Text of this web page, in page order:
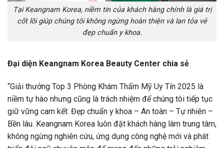
Tại Keangnam Korea, niềm tin của khách hàng chính là giá trị
cốt lõi giúp chúng tôi không ngừng hoàn thiện và lan tỏa vẻ
đẹp chuẩn y khoa.
Đại diện Keangnam Korea Beauty Center chia sẻ
“Giải thưởng Top 3 Phòng Khám Thẩm Mỹ Uy Tín 2025 là
niềm tự hào nhưng cũng là trách nhiệm để chúng tôi tiếp tục
giữ vững cam kết: Đẹp chuẩn y khoa – An toàn – Tự nhiên –
Bền lâu. Keangnam Korea luôn đặt khách hàng làm trung tâm,
không ngừng nghiên cứu, ứng dụng công nghệ mới và phát